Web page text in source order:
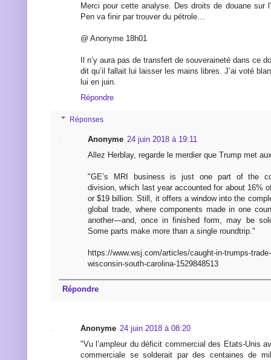
Merci pour cette analyse. Des droits de douane sur
Pen va finir par trouver du pétrole…
@ Anonyme 18h01
Il n’y aura pas de transfert de souveraineté dans ce
dit qu’il fallait lui laisser les mains libres. J’ai voté
lui en juin.
Répondre
Réponses
Anonyme 24 juin 2018 à 19:11
Allez Herblay, regarde le merdier que Trump met
"GE’s MRI business is just one part of the
division, which last year accounted for about 16%
or $19 billion. Still, it offers a window into the
global trade, where components made in one
another—and, once in finished form, may be
Some parts make more than a single roundtrip."
https://www.wsj.com/articles/caught-in-trumps-
wisconsin-south-carolina-1529848513
Répondre
Anonyme 24 juin 2018 à 08:20
"Vu l’ampleur du déficit commercial des Etats-Unis
commerciale se solderait par des centaines de